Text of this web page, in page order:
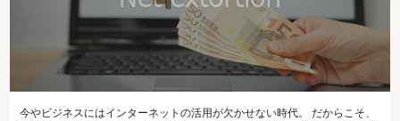
今やビジネスにはインターネットの活用が欠かせない時代。 だからこそ、